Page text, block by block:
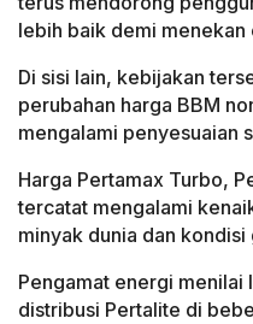
lebih baik demi menekan
Di sisi lain, kebijakan
perubahan harga BBM
mengalami penyesuaian
Harga Pertamax Turbo,
tercatat mengalami
minyak dunia dan
Pengamat energi menilai
distribusi Pertalite di